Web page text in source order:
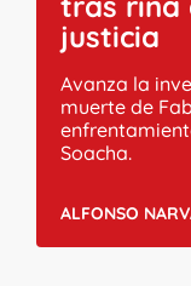
justicia
Avanza la
muerte de
Soacha.
ALFONSO